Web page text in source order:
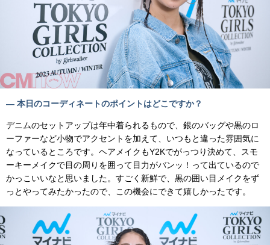
— 本日のコーディネートのポイントはどこですか？
デニムのセットアップは年中着られるもので、銀のバッグや黒のロ
ーファーなど小物でアクセントを加えて、いつもと違った雰囲気に
なっているところです。ヘアメイクもY2Kでがっつり決めて、スモ
ーキーメイクで目の周りを囲って目力がバンッ！って出ているので
かっこいいなと思いました。すごく新鮮で、黒の囲い目メイクをず
っとやってみたかったので、この機会にできて嬉しかったです。